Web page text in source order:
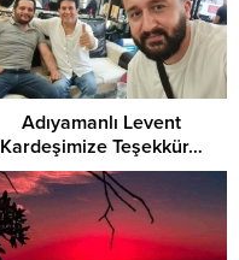
Adıyamanlı Levent
Kardeşimize Teşekkür…